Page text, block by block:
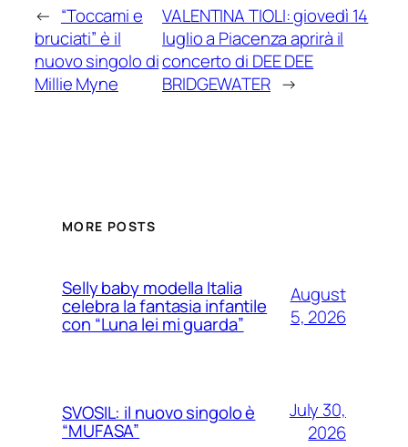
← “Toccami e
bruciati” è il
nuovo singolo di
Millie Myne
VALENTINA TIOLI: giovedì 14
luglio a Piacenza aprirà il
concerto di DEE DEE
BRIDGEWATER →
MORE POSTS
Selly baby modella Italia
celebra la fantasia infantile
con “Luna lei mi guarda”
August
5, 2026
SVOSIL: il nuovo singolo è
“MUFASA”
July 30,
2026